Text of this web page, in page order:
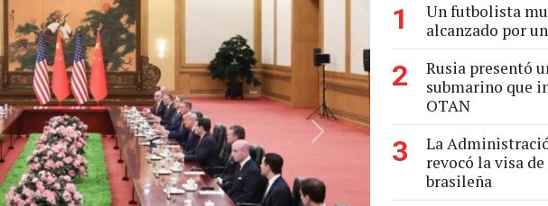
Siguiente
1
Un futbolista
alcanzado por
2
Rusia presentó
submarino que
OTAN
3
La
revocó la visa
brasileña